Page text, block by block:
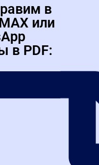
для школ и
на
правила
по 44-ФЗ
в сфере госзакупок
значимых событий,
в
или
в PDF: